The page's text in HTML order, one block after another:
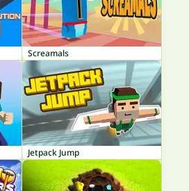
Screamals
Jetpack Jump